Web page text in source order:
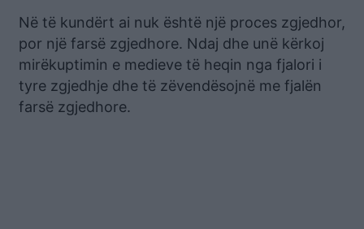
Në të kundërt ai nuk është një proces zgjedhor,
por një farsë zgjedhore. Ndaj dhe unë kërkoj
mirëkuptimin e medieve të heqin nga fjalori i
tyre zgjedhje dhe të zëvendësojnë me fjalën
farsë zgjedhore.